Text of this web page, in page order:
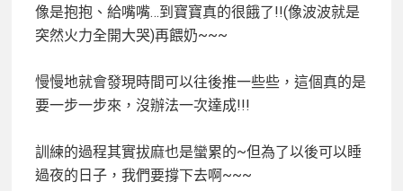
像是抱抱、給嘴嘴…到寶寶真的很餓了!!(像波波就是
突然火力全開大哭)再餵奶~~~
慢慢地就會發現時間可以往後推一些些，這個真的是
要一步一步來，沒辦法一次達成!!!
訓練的過程其實拔麻也是蠻累的~但為了以後可以睡
過夜的日子，我們要撐下去啊~~~